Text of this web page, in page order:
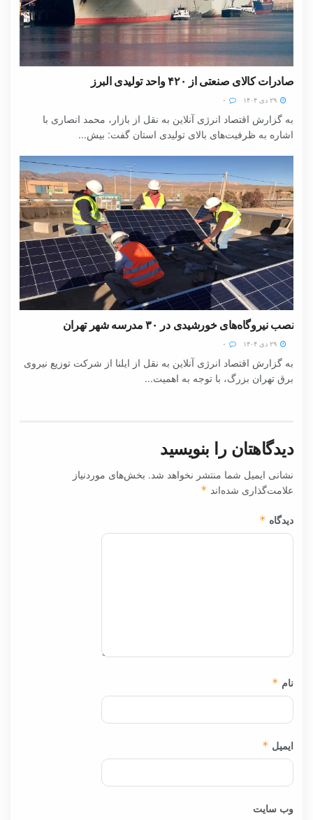
صادرات کالای صنعتی از ۴۲۰ واحد تولیدی البرز
به گزارش اقتصاد انرژی آنلاین به نقل از بازار، محمد انصاری با
اشاره به ظرفیت‌های بالای تولیدی استان گفت: بیش...
نصب نیروگاه‌های خورشیدی در ۳۰ مدرسه شهر تهران
به گزارش اقتصاد انرژی آنلاین به نقل از ایلنا از شرکت توزیع نیروی
برق تهران بزرگ، با توجه به اهمیت...
دیدگاهتان را بنویسید
نشانی ایمیل شما منتشر نخواهد شد. بخش‌های موردنیاز
علامت‌گذاری شده‌اند *
دیدگاه *
نام *
ایمیل *
وب‌ سایت